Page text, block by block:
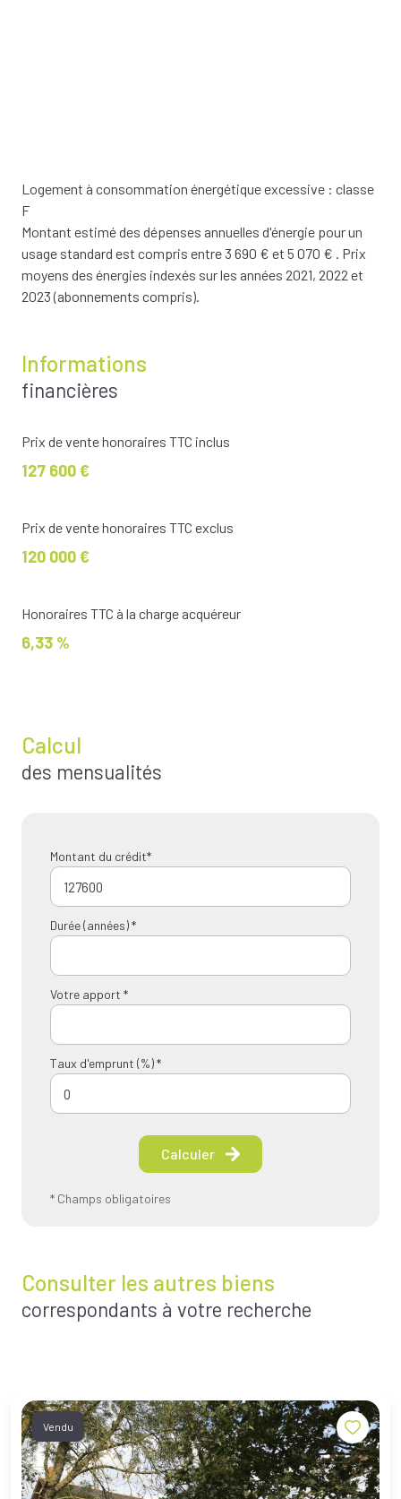
Logement à consommation énergétique excessive : classe
F
Montant estimé des dépenses annuelles d'énergie pour un
usage standard est compris entre 3 690 € et 5 070 € . Prix
moyens des énergies indexés sur les années 2021, 2022 et
2023 (abonnements compris).
Informations
financières
Prix de vente honoraires TTC inclus
127 600 €
Prix de vente honoraires TTC exclus
120 000 €
Honoraires TTC à la charge acquéreur
6,33 %
Calcul
des mensualités
Montant du crédit*
Durée (années) *
Votre apport *
Taux d'emprunt (%) *
Calculer
* Champs obligatoires
Consulter les autres biens
correspondants à votre recherche
Vendu